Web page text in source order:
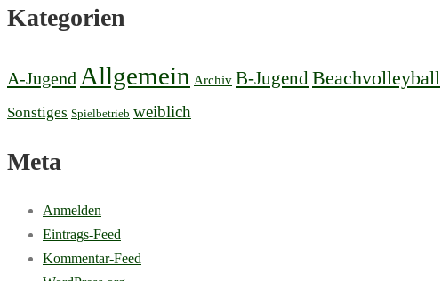
Kategorien
A-Jugend Allgemein Archiv B-JugendBeachvolleyball
Sonstiges Spielbetrieb weiblich
Meta
Anmelden
Eintrags-Feed
Kommentar-Feed